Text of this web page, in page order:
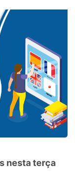
nesta terça